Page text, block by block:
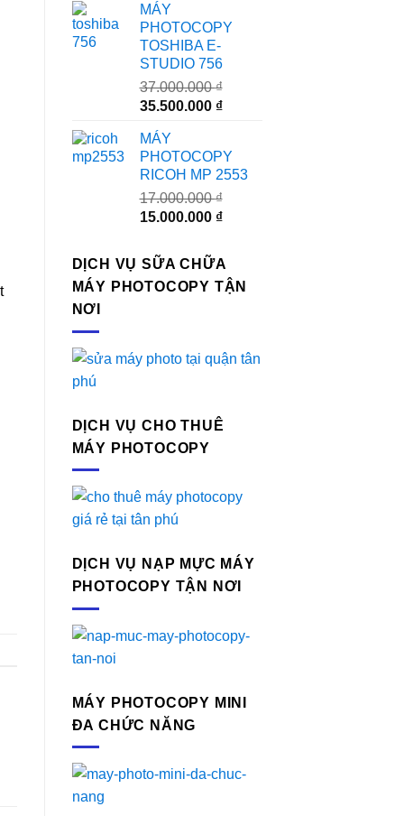
là:
24.000.000 ₫. là:
MÁY
PHOTOCOPY
TOSHIBA E-
STUDIO 756
37.000.000₫
Giá
là:
37.000.000 ₫.
35.500.000 ₫Giá
là:
35.500.000 ₫.
MÁY
PHOTOCOPY
RICOH MP 2553
17.000.000₫
Giá
17.000.000 ₫.
15.000.000 ₫Giá
là:
15.000.000 ₫.
DỊCH VỤ SỮA CHỮA
MÁY PHOTOCOPY TẬN
NƠI
DỊCH VỤ CHO THUÊ
MÁY PHOTOCOPY
DỊCH VỤ NẠP MỰC MÁY
PHOTOCOPY TẬN NƠI
MÁY PHOTOCOPY MINI
ĐA CHỨC NĂNG